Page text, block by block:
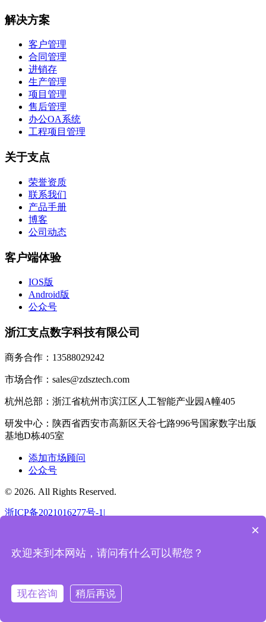
解决方案
客户管理
合同管理
进销存
生产管理
项目管理
售后管理
办公OA系统
工程项目管理
关于支点
荣誉资质
联系我们
产品手册
博客
公司动态
客户端体验
IOS版
Android版
公众号
浙江支点数字科技有限公司
商务合作：13588029242
市场合作：sales@zdsztech.com
杭州总部：浙江省杭州市滨江区人工智能产业园A幢405
研发中心：陕西省西安市高新区天谷七路996号国家数字出版
基地D栋405室
添加市场顾问
公众号
© 2026. All Rights Reserved.
浙ICP备2021016277号-1|
返回顶部
×
欢迎来到本网站，请问有什么可以帮您？
现在咨询 稍后再说